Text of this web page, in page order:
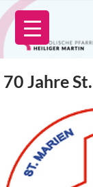
Zum
Inhalt
springen
70 Jahre